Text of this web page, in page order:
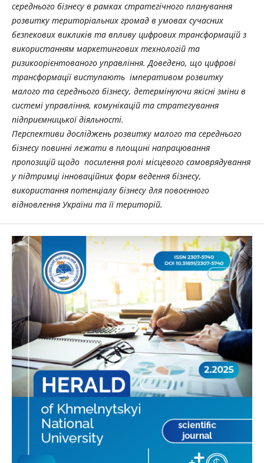
середнього бізнесу в рамках стратегічного планування
розвитку територіальних громад в умовах сучасних
безпекових викликів та впливу цифрових трансформацій з
використанням маркетингових технологій та
ризикоорієнтованого управління. Доведено, що цифрові
трансформації виступають імперативом розвитку
малого та середнього бізнесу, детермінуючи якісні зміни в
системі управління, комунікацій та стратегування
підприємницької діяльності.
Перспективи досліджень розвитку малого та середнього
бізнесу повинні лежати в площині напрацювання
пропозицій щодо посилення ролі місцевого самоврядування
у підтримці інноваційних форм ведення бізнесу,
використання потенціалу бізнесу для повоєнного
відновлення України та її територій.